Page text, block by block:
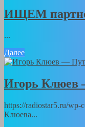
ИЩЕМ
...
Далее
Игорь Клюев
https://radiostar5.ru/
Клюева...